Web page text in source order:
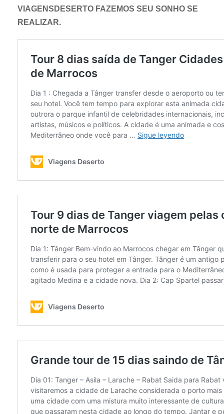
VIAGENSDESERTO FAZEMOS SEU SONHO SE
REALIZAR.